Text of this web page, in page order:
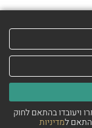
ויעובדו בהתאם לחוק
מדיניות